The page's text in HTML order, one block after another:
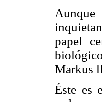
papel
Markus
Éste es